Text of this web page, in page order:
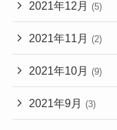
2021年12月 (5)
2021年11月 (2)
2021年10月 (9)
2021年9月 (3)